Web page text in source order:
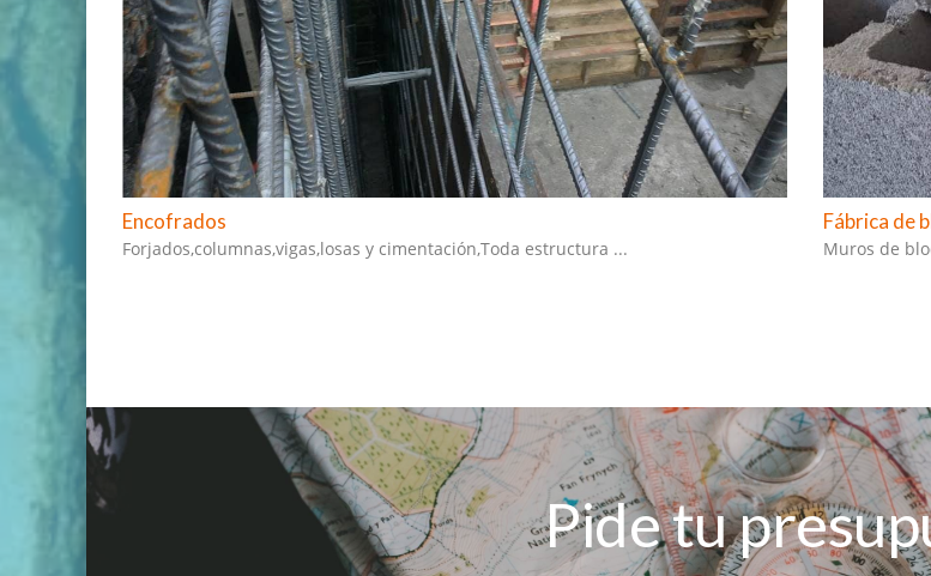
Encofrados
Forjados,columnas,vigas,losas y cimentación,Toda estructura ...
Fábrica de
Pide tu